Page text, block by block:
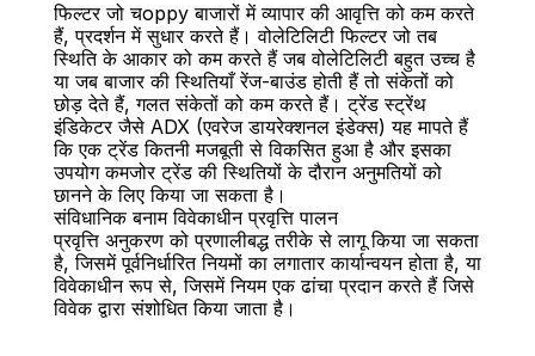
फिल्टर जो चoppy बाजारों में व्यापार की आवृत्ति को कम करते
हैं, प्रदर्शन में सुधार करते हैं। वोलेटिलिटी फिल्टर जो तब
स्थिति के आकार को कम करते हैं जब वोलेटिलिटी बहुत उच्च है
या जब बाजार की स्थितियाँ रेंज-बाउंड होती हैं तो संकेतों को
छोड़ देते हैं, गलत संकेतों को कम करते हैं। ट्रेंड स्ट्रेंथ
इंडिकेटर जैसे ADX (एवरेज डायरेक्शनल इंडेक्स) यह मापते हैं
कि एक ट्रेंड कितनी मजबूती से विकसित हुआ है और इसका
उपयोग कमजोर ट्रेंड की स्थितियों के दौरान अनुमतियों को
छानने के लिए किया जा सकता है।
संविधानिक बनाम विवेकाधीन प्रवृत्ति पालन
प्रवृत्ति अनुकरण को प्रणालीबद्ध तरीके से लागू किया जा सकता
है, जिसमें पूर्वनिर्धारित नियमों का लगातार कार्यान्वयन होता है, या
विवेकाधीन रूप से, जिसमें नियम एक ढांचा प्रदान करते हैं जिसे
विवेक द्वारा संशोधित किया जाता है।